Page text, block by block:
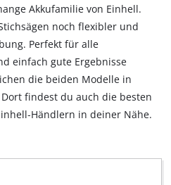
Akkufamilie von Einhell.
noch flexibler und
Perfekt für alle
einfach gute Ergebnisse
die beiden Modelle in
findest du auch die besten
in deiner Nähe.